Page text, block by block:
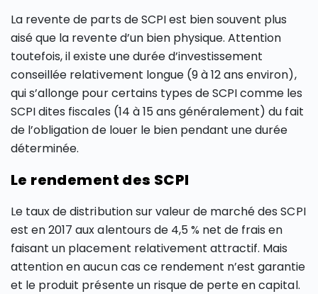
La revente de parts de SCPI est bien souvent plus
aisé que la revente d’un bien physique. Attention
toutefois, il existe une durée d’investissement
conseillée relativement longue (9 à 12 ans environ),
qui s’allonge pour certains types de SCPI comme les
SCPI dites fiscales (14 à 15 ans généralement) du fait
de l’obligation de louer le bien pendant une durée
déterminée.
Le rendement des SCPI
Le taux de distribution sur valeur de marché des SCPI
est en 2017 aux alentours de 4,5 % net de frais en
faisant un placement relativement attractif. Mais
attention en aucun cas ce rendement n’est garantie
et le produit présente un risque de perte en capital.